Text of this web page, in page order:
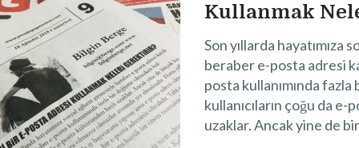
Kullanmak
Son yıllarda hayatımıza
beraber e-posta adresi
posta kullanımında
kullanıcıların çoğu da
uzaklar. Ancak yine de